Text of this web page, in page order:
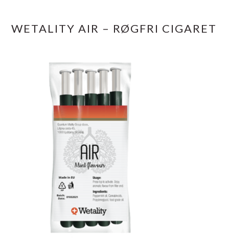
WETALITY AIR – RØGFRI CIGARET